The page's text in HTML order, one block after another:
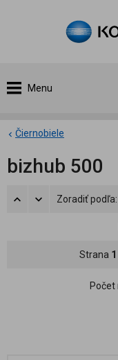
Menu
Čiernobiele
bizhub 500
Zoradiť podľa:
Strana 1
Počet